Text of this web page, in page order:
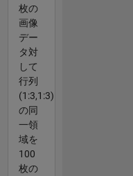
枚の
画像
デー
タ対
して
行列
(1:3,1:3)
の同
一領
域を
100
枚の